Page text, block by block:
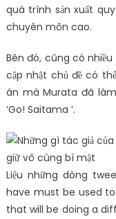
quá trình sản xuất
chuyên môn cao.
Bên đó, cũng có
cập nhật chủ đề có
án mà Murata đã
‘Go! Saitama ‘.
Liệu những dòng
have must be used
that will be doing a